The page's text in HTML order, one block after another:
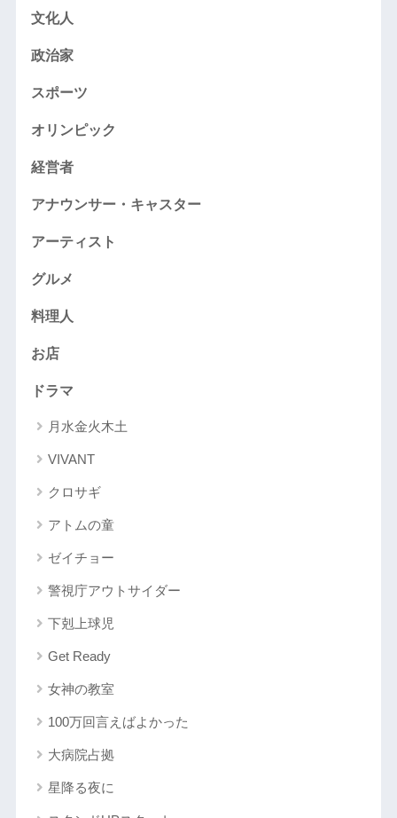
文化人
政治家
スポーツ
オリンピック
経営者
アナウンサー・キャスター
アーティスト
グルメ
料理人
お店
ドラマ
月水金火木土
VIVANT
クロサギ
アトムの童
ゼイチョー
警視庁アウトサイダー
下剋上球児
Get Ready
女神の教室
100万回言えばよかった
大病院占拠
星降る夜に